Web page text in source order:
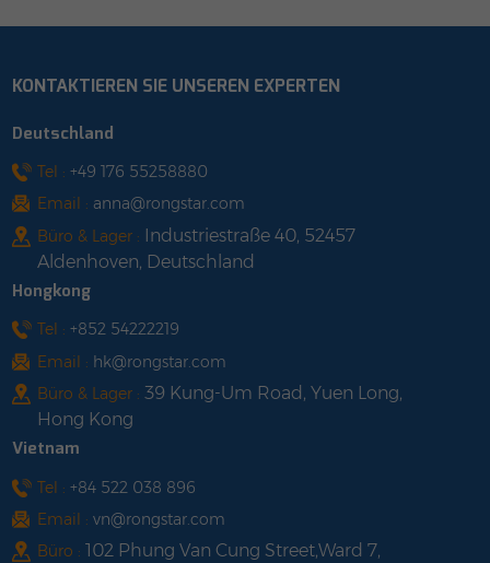
auf.2. Stark genug, um
Taifunen
einfach zu installieren.
Parken + Aufladen mit
vollständiger Nutzung
der
Landressourcen.4.Umweltfreundlichkeit
und starke
Recyclingfähigkeit.5.Produkte
angepasst werden.
eingebauten
verhindert wirksam das
ohne Winkel
KONTAKTIEREN SIE UNSEREN EXPERTEN
Deutschland
Tel : +49 176 55258880
Email : anna@rongstar.com
Büro & Lager : Industriestraße 40, 52457
Aldenhoven, Deutschland
Hongkong
Tel : +852 54222219
Email : hk@rongstar.com
Büro & Lager : 39 Kung-Um Road, Yuen Long,
Hong Kong
Vietnam
Tel : +84 522 038 896
Email : vn@rongstar.com
Büro : 102 Phung Van Cung Street,Ward 7,